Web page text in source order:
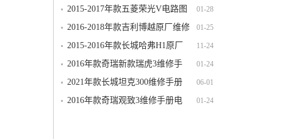
S（N120）电路图线路图资料下载 01-28
2015-2017年款五菱荣光V电路图
线路图资料下载
01-25
2016-2018年款吉利博越原厂维修
手册电路图线路图资料下载
11-24
2015-2016年款长城哈弗H1原厂
维修手册电路图线路图资料下载
01-24
2016年款奇瑞新款瑞虎3维修手
册电路图线路图资料下载
06-01
2021年款长城坦克300维修手册
电路图线路图资料下载
01-24
2016年款奇瑞观致3维修手册电